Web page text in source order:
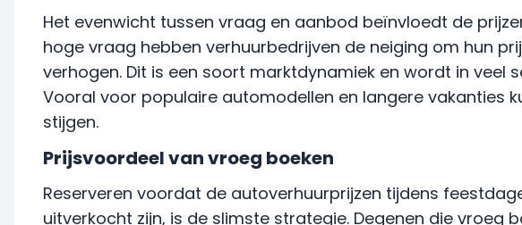
Het evenwicht tussen vraag en aanbod beïnvloedt de
hoge vraag hebben verhuurbedrijven de neiging om hun
verhogen. Dit is een soort marktdynamiek en wordt in veel
Vooral voor populaire automodellen en langere vakanties
stijgen.
Prijsvoordeel van vroeg boeken
Reserveren voordat de autoverhuurprijzen tijdens
uitverkocht zijn, is de slimste strategie. Degenen die vroeg